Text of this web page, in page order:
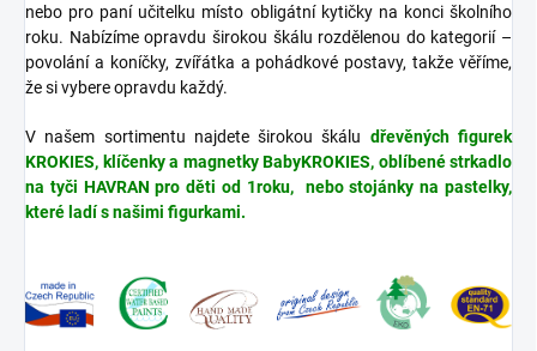
nebo pro paní učitelku místo obligátní kytičky na konci školního
roku. Nabízíme opravdu širokou škálu rozdělenou do kategorií –
povolání a koníčky, zvířátka a pohádkové postavy, takže věříme,
že si vybere opravdu každý.
V našem sortimentu najdete širokou škálu dřevěných figurek
KROKIES, klíčenky a magnetky BabyKROKIES, oblíbené strkadlo
na tyči HAVRAN pro děti od 1roku, nebo stojánky na pastelky,
které ladí s našimi figurkami.